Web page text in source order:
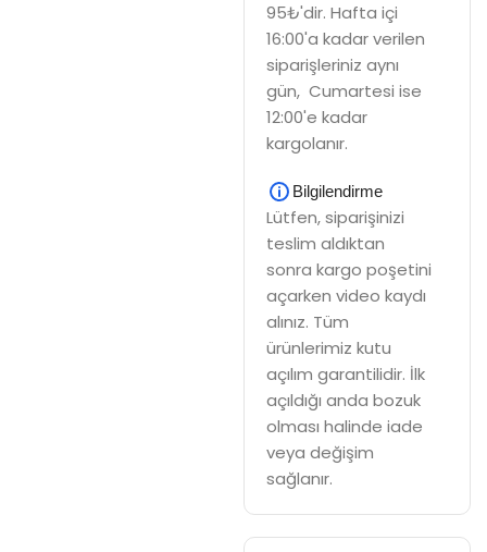
95₺'dir. Hafta içi
16:00'a kadar verilen
siparişleriniz aynı
gün, Cumartesi ise
12:00'e kadar
kargolanır.
Bilgilendirme
Lütfen, siparişinizi
teslim aldıktan
sonra kargo poşetini
açarken video kaydı
alınız. Tüm
ürünlerimiz kutu
açılım garantilidir. İlk
açıldığı anda bozuk
olması halinde iade
veya değişim
sağlanır.